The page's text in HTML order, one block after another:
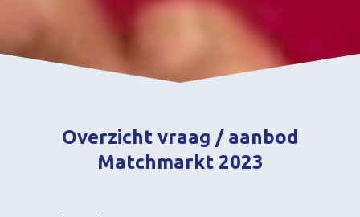
Overzicht vraag / aanbod
Matchmarkt 2023